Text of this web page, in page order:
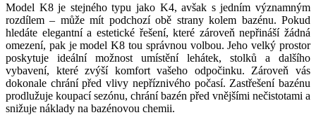
Model K8 je stejného typu jako K4, avšak s jedním významným
rozdílem – může mít podchozí obě strany kolem bazénu. Pokud
hledáte elegantní a estetické řešení, které zároveň nepřináší žádná
omezení, pak je model K8 tou správnou volbou. Jeho velký prostor
poskytuje ideální možnost umístění lehátek, stolků a dalšího
vybavení, které zvýší komfort vašeho odpočinku. Zároveň vás
dokonale chrání před vlivy nepříznivého počasí. Zastřešení bazénu
prodlužuje koupací sezónu, chrání bazén před vnějšími nečistotami a
snižuje náklady na bazénovou chemii.